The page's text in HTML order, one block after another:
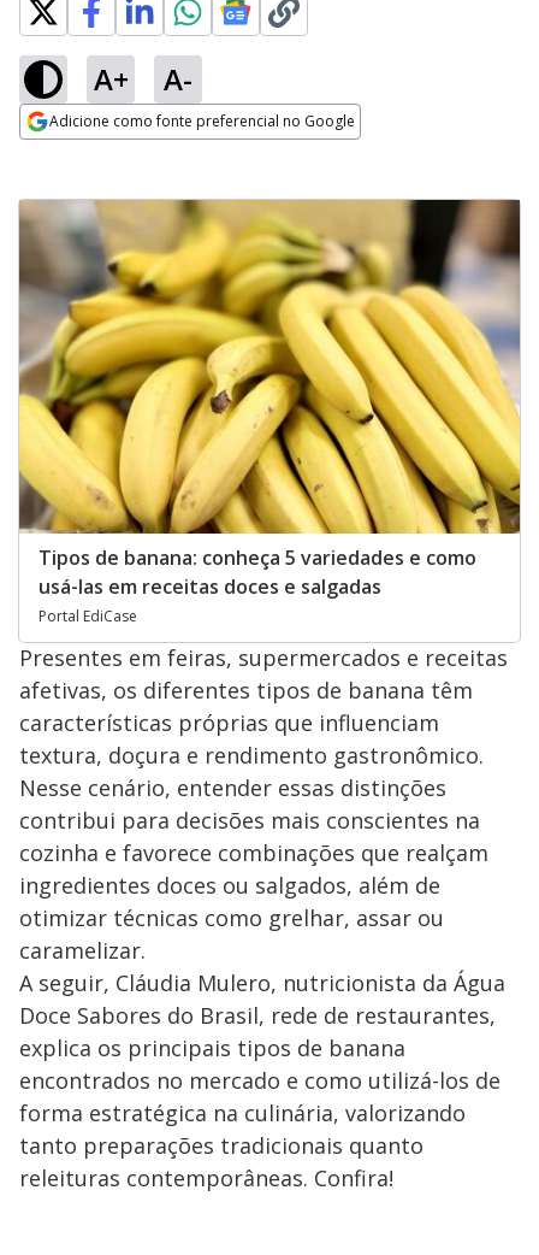
A+ A-
Adicione como fonte preferencial no Google
Tipos de banana: conheça 5 variedades e como
usá-las em receitas doces e salgadas
Portal EdiCase
Presentes em feiras, supermercados e receitas
afetivas, os diferentes tipos de banana têm
características próprias que influenciam
textura, doçura e rendimento gastronômico.
Nesse cenário, entender essas distinções
contribui para decisões mais conscientes na
cozinha e favorece combinações que realçam
ingredientes doces ou salgados, além de
otimizar técnicas como grelhar, assar ou
caramelizar.
A seguir, Cláudia Mulero, nutricionista da Água
Doce Sabores do Brasil, rede de restaurantes,
explica os principais tipos de banana
encontrados no mercado e como utilizá-los de
forma estratégica na culinária, valorizando
tanto preparações tradicionais quanto
releituras contemporâneas. Confira!